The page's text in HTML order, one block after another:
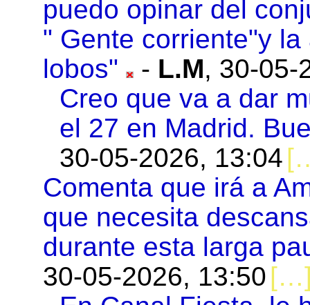
puedo opinar del
" Gente corriente"y
lobos"
- L.M, 30-05-
Creo que va a dar
el 27 en Madrid.
30-05-2026, 13:04
Comenta que irá a
que necesita
durante esta larga
30-05-2026, 13:50